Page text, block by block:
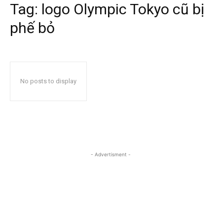
Tag: logo Olympic Tokyo cũ bị
phế bỏ
No posts to display
- Advertisment -